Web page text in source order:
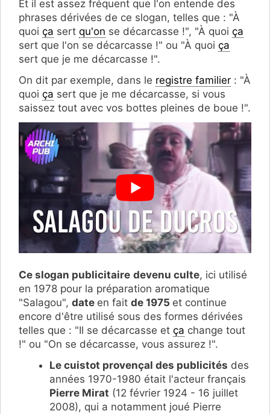
Et il est assez fréquent que l'on entende des
phrases dérivées de ce slogan, telles que : "À
quoi ça sert qu'on se décarcasse !", "À quoi ça
sert que l'on se décarcasse !" ou "À quoi ça
sert que je me décarcasse !".
On dit par exemple, dans le registre familier : "À
quoi ça sert que je me décarcasse, si vous
saissez tout avec vos bottes pleines de boue !".
Ce slogan publicitaire devenu culte, ici utilisé
en 1978 pour la préparation aromatique
"Salagou", date en fait de 1975 et continue
encore d'être utilisé sous des formes dérivées
telles que : "Il se décarcasse et ça change tout
!" ou "On se décarcasse, vous assurez !".
Le cuistot provençal des publicités des
années 1970-1980 était l'acteur français
Pierre Mirat (12 février 1924 - 16 juillet
2008), qui a notamment joué Pierre